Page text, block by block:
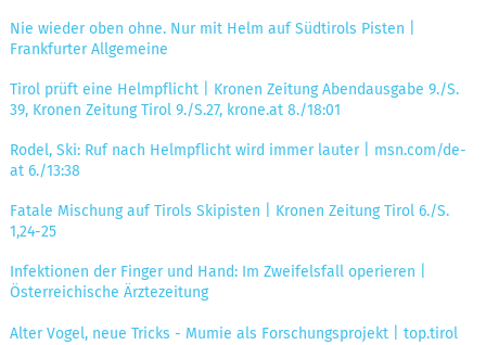
Nie wieder oben ohne. Nur mit Helm auf Südtirols Pisten |
Frankfurter Allgemeine
Tirol prüft eine Helmpflicht | Kronen Zeitung Abendausgabe 9./S.
39, Kronen Zeitung Tirol 9./S.27, krone.at 8./18:01
Rodel, Ski: Ruf nach Helmpflicht wird immer lauter | msn.com/de-
at 6./13:38
Fatale Mischung auf Tirols Skipisten | Kronen Zeitung Tirol 6./S.
1,24-25
Infektionen der Finger und Hand: Im Zweifelsfall operieren |
Österreichische Ärztezeitung
Alter Vogel, neue Tricks - Mumie als Forschungsprojekt | top.tirol